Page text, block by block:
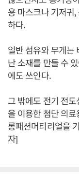
용 마스크나 기저귀
하다.
일반 섬유와 무게는
난 소재를 만들 수
에도 쓰인다.
그 밖에도 전기 전
을 이용한 첨단 의
롱패션머티리얼을
자]